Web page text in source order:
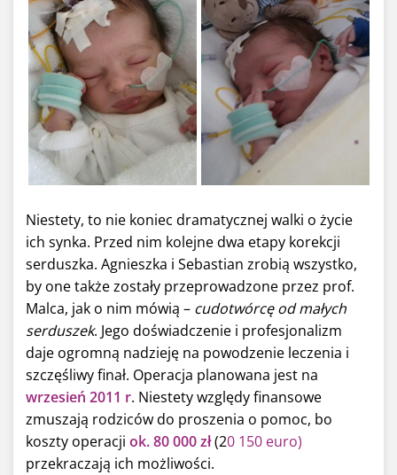
Niestety, to nie koniec dramatycznej walki o życie
ich synka. Przed nim kolejne dwa etapy korekcji
serduszka. Agnieszka i Sebastian zrobią wszystko,
by one także zostały przeprowadzone przez prof.
Malca, jak o nim mówią – cudotwórcę od małych
serduszek. Jego doświadczenie i profesjonalizm
daje ogromną nadzieję na powodzenie leczenia i
szczęśliwy finał. Operacja planowana jest na
wrzesień 2011 r. Niestety względy finansowe
zmuszają rodziców do proszenia o pomoc, bo
koszty operacji ok. 80 000 zł(20 150 euro)
przekraczają ich możliwości.